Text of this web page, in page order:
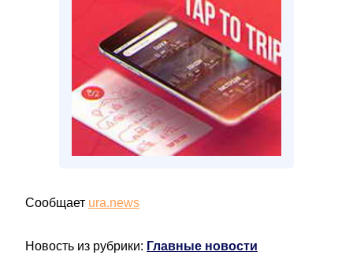
Сообщает ura.news
Новость из рубрики: Главные новости